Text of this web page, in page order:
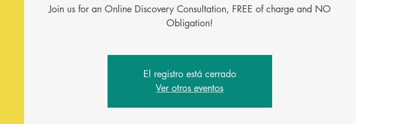
Join us for an Online Discovery Consultation, FREE of charge and NO
Obligation!
El registro está cerrado
Ver otros eventos